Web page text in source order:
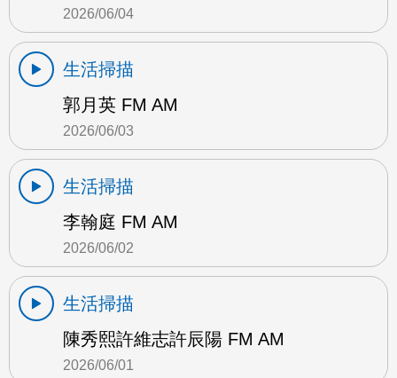
2026/06/04
生活掃描
郭月英 FM AM
2026/06/03
生活掃描
李翰庭 FM AM
2026/06/02
生活掃描
陳秀熙許維志許辰陽 FM AM
2026/06/01